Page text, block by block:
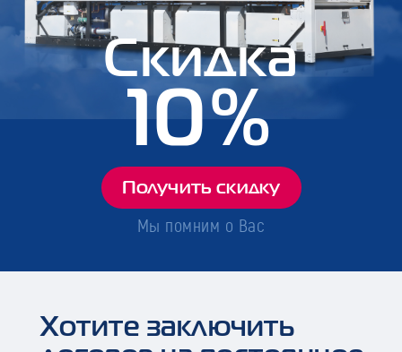
Мы помним о Вас
Скидка
10%
Получить скидку
Хотите заключить